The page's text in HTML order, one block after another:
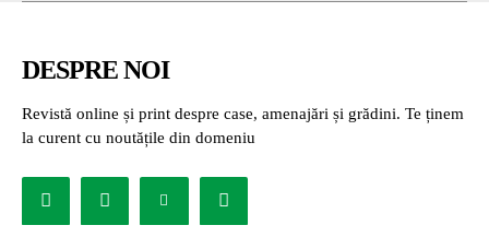
DESPRE NOI
Revistă online și print despre case, amenajări și grădini. Te ținem
la curent cu noutățile din domeniu